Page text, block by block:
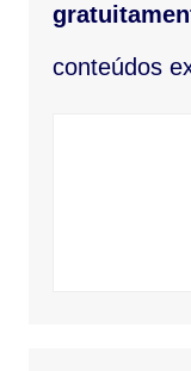
conteúdos